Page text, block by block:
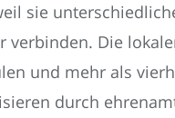
sie
verbinden. Die
und mehr als
durch